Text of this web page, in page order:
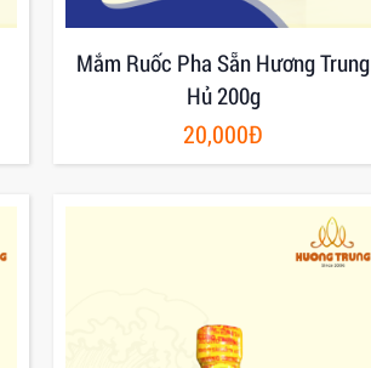
Mắm Ruốc Pha Sẵn Hương Trung
Hủ 200g
20,000Đ